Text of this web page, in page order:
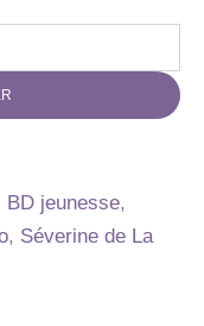
BD jeunesse,
, Séverine de La